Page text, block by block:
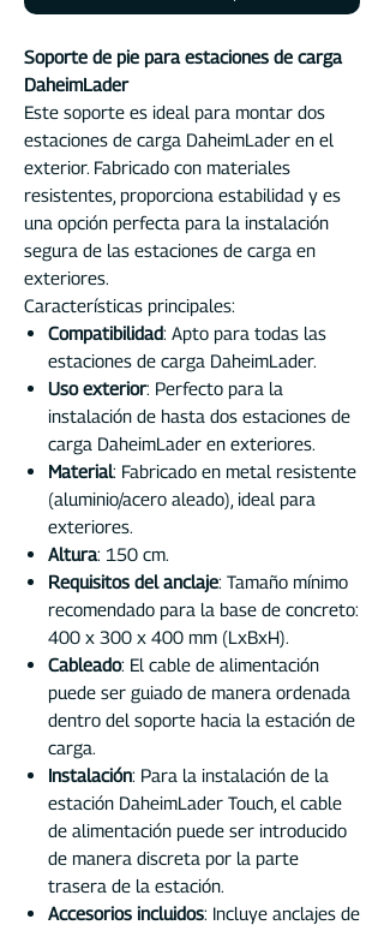
Soporte de pie para estaciones de carga
DaheimLader
Este soporte es ideal para montar dos
estaciones de carga DaheimLader en el
exterior. Fabricado con materiales
resistentes, proporciona estabilidad y es
una opción perfecta para la instalación
segura de las estaciones de carga en
exteriores.
Características principales:
Compatibilidad: Apto para todas las
estaciones de carga DaheimLader.
Uso exterior: Perfecto para la
instalación de hasta dos estaciones de
carga DaheimLader en exteriores.
Material: Fabricado en metal resistente
(aluminio/acero aleado), ideal para
exteriores.
Altura: 150 cm.
Requisitos del anclaje: Tamaño mínimo
recomendado para la base de concreto:
400 x 300 x 400 mm (LxBxH).
Cableado: El cable de alimentación
puede ser guiado de manera ordenada
dentro del soporte hacia la estación de
carga.
Instalación: Para la instalación de la
estación DaheimLader Touch, el cable
de alimentación puede ser introducido
de manera discreta por la parte
trasera de la estación.
Accesorios incluidos: Incluye anclajes de